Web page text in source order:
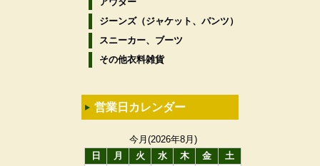
ジーンズ（ジャケット、パンツ）
スニーカー、ブーツ
その他衣料雑貨
営業日カレンダー
今月(2026年8月)
日
月 火 水 木 金
土